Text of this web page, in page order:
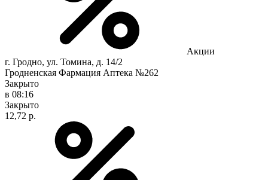
Акции
г. Гродно, ул. Томина, д. 14/2
Гродненская Фармация Аптека №262
Закрыто
в 08:16
Закрыто
12,72 р.